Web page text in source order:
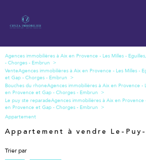
Vente
Bouches du rhone
Le puy ste reparade
Appartement
Appartement à vendre Le-
Trier par